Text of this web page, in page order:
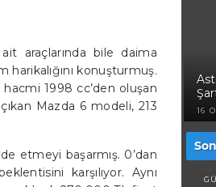
araçlarında bile daima
harikalığını konuşturmuş.
1998 cc’den oluşan
Mazda 6 modeli, 213
etmeyi başarmış. 0’dan
karşılıyor. Aynı
16